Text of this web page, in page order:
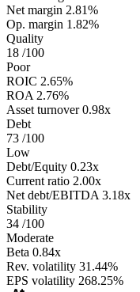
Net margin 2.81%
Op. margin 1.82%
Quality
18 /100
Poor
ROIC 2.65%
ROA 2.76%
Asset turnover 0.98x
Debt
73 /100
Low
Debt/Equity 0.23x
Current ratio 2.00x
Net debt/EBITDA 3.18x
Stability
34 /100
Moderate
Beta 0.84x
Rev. volatility 31.44%
EPS volatility 268.25%